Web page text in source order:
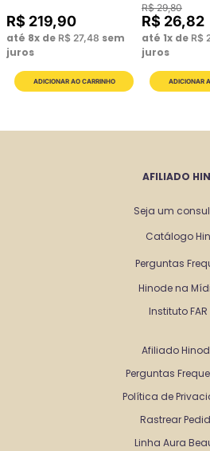
R$ 219,90
até 8x de R$ 27,48 sem
juros
R$ 29,80
R$ 26,82
até 1x de R$
juros
AFILIADO
Seja um
Catálogo
Perguntas
Hinode na
Instituto FAR
Afiliado
Perguntas
Política de
Rastrear
Linha Aura